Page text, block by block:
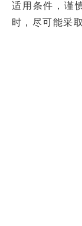
适用条件，谨
时，尽可能采